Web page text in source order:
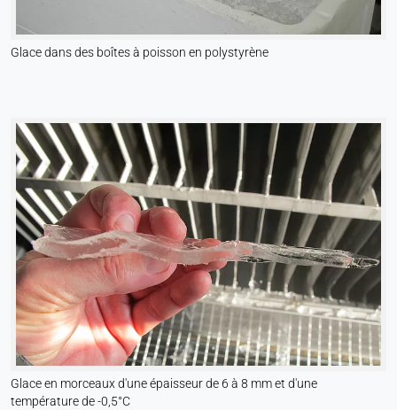
Glace dans des boîtes à poisson en polystyrène
Glace en morceaux d'une épaisseur de 6 à 8 mm et d'une
température de -0,5°C